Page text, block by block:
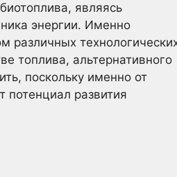
являясь
энергии. Именно
различных
топлива, альтернативного
поскольку именно от
потенциал развития